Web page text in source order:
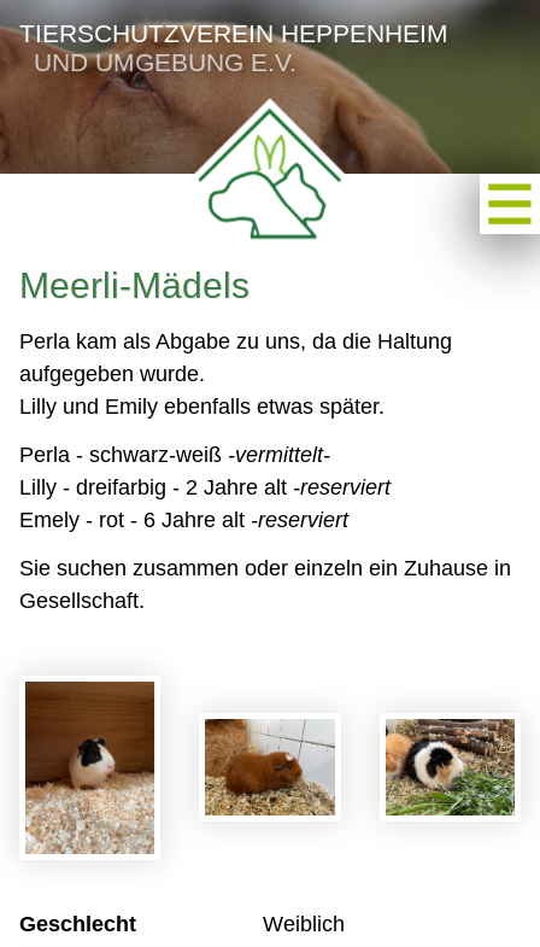
TIERSCHUTZVEREIN HEPPENHEIM
UND UMGEBUNG E.V.
Meerli-Mädels
Perla kam als Abgabe zu uns, da die Haltung
aufgegeben wurde.
Lilly und Emily ebenfalls etwas später.
Perla - schwarz-weiß -vermittelt-
Lilly - dreifarbig - 2 Jahre alt -reserviert
Emely - rot - 6 Jahre alt -reserviert
Sie suchen zusammen oder einzeln ein Zuhause in
Gesellschaft.
Geschlecht Weiblich